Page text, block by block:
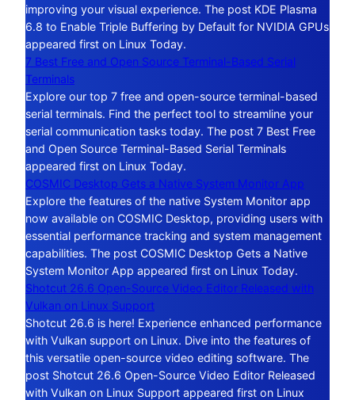
improving your visual experience. The post KDE Plasma
6.8 to Enable Triple Buffering by Default for NVIDIA GPUs
appeared first on Linux Today.
7 Best Free and Open Source Terminal-Based Serial
Terminals
Explore our top 7 free and open-source terminal-based
serial terminals. Find the perfect tool to streamline your
serial communication tasks today. The post 7 Best Free
and Open Source Terminal-Based Serial Terminals
appeared first on Linux Today.
COSMIC Desktop Gets a Native System Monitor App
Explore the features of the native System Monitor app
now available on COSMIC Desktop, providing users with
essential performance tracking and system management
capabilities. The post COSMIC Desktop Gets a Native
System Monitor App appeared first on Linux Today.
Shotcut 26.6 Open-Source Video Editor Released with
Vulkan on Linux Support
Shotcut 26.6 is here! Experience enhanced performance
with Vulkan support on Linux. Dive into the features of
this versatile open-source video editing software. The
post Shotcut 26.6 Open-Source Video Editor Released
with Vulkan on Linux Support appeared first on Linux